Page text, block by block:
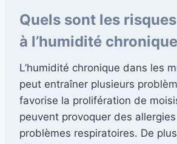
Quels sont les
à l’humidité
L’humidité chronique dans les
peut entraîner plusieurs
favorise la prolifération de
peuvent provoquer des
problèmes respiratoires. De